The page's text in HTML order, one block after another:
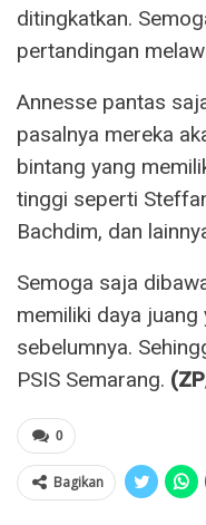
ditingkatkan.
pertandingan
Annesse pantas
pasalnya mereka
bintang yang
tinggi seperti
Bachdim, dan
Semoga saja
memiliki daya
sebelumnya.
PSIS Semarang.
0
Bagikan